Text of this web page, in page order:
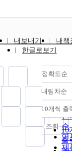
the principals
pedagogy
beneficial to
Black male
and (f) New
English
data were
bilingual? (2)
immersion
structure
implementing
multilingual
multiliteracies
pedagogy?
educators make
of their own and
students’
practices
engagement in
elementary DLI
teachers
tensions to
critical
literacy
do elementary
creatively shift
translanguaging
pedagogy while
teaching such
oppression that
reassert
White-dominant
ideologies at the
expense of
minoritized and
socially
Lawton, 2018).
this volatile
sociopolitical
내보내기
내책
한글로보기
정확도순
정
순
인
순
연
제
내림차순
10개씩 출
10
출
조회